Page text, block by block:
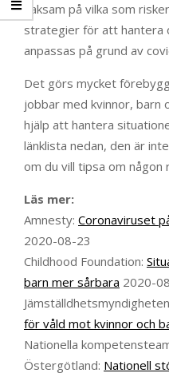
vaksam på vilka som
strategier för att hantera
anpassas på grund av
Det görs mycket
jobbar med kvinnor, barn
hjälp att hantera
länklista nedan, den är
om du vill tipsa om någon
Läs mer:
Amnesty: Coronaviruset
2020-08-23
Childhood Foundation:
barn mer sårbara 2020-
för våld mot kvinnor och
Nationella
Östergötland: Nationell